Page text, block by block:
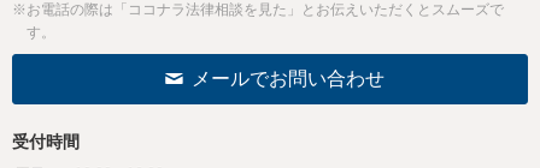
※お電話の際は「ココナラ法律相談を見た」とお伝えいただくとスムーズで
す。
メールでお問い合わせ
受付時間